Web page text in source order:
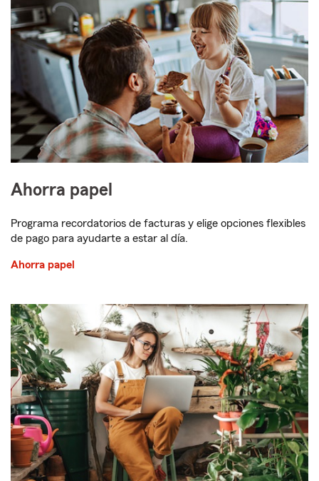
Ahorra papel
Programa recordatorios de facturas y elige opciones flexibles
de pago para ayudarte a estar al día.
Ahorra papel